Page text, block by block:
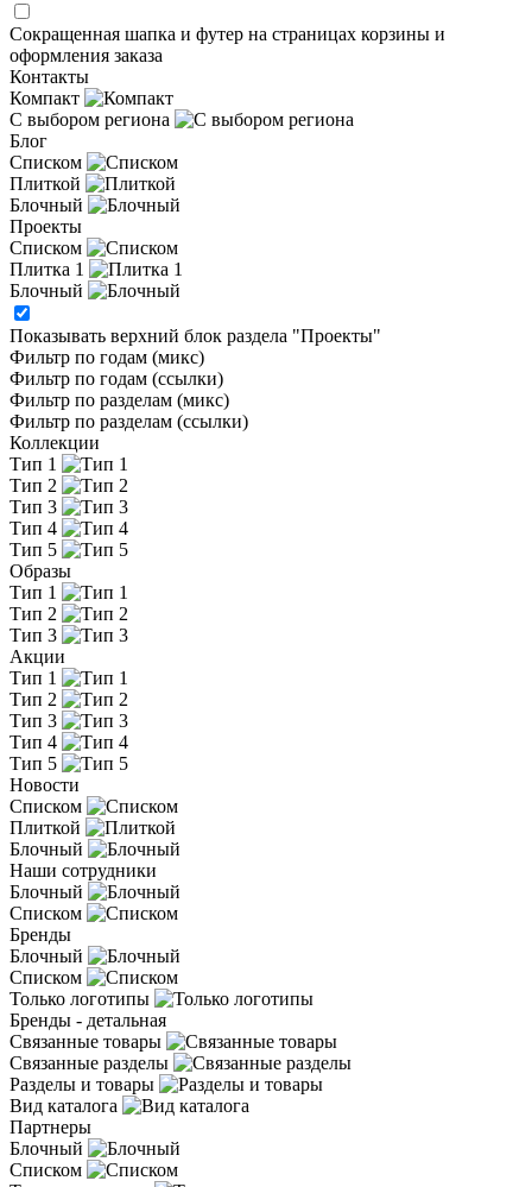
Сокращенная шапка и футер на страницах корзины и
оформления заказа
Контакты
Компакт
С выбором региона
Блог
Списком
Плиткой
Блочный
Проекты
Списком
Плитка 1
Блочный
Показывать верхний блок раздела "Проекты"
Фильтр по годам (микс)
Фильтр по годам (ссылки)
Фильтр по разделам (микс)
Фильтр по разделам (ссылки)
Коллекции
Тип 1
Тип 2
Тип 3
Тип 4
Тип 5
Образы
Тип 1
Тип 2
Тип 3
Акции
Тип 1
Тип 2
Тип 3
Тип 4
Тип 5
Новости
Списком
Плиткой
Блочный
Наши сотрудники
Блочный
Списком
Бренды
Блочный
Списком
Только логотипы
Бренды - детальная
Связанные товары
Связанные разделы
Разделы и товары
Вид каталога
Партнеры
Блочный
Списком